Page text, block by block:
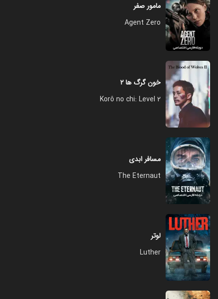
مامور صفر
Agent Zero
خون گرگ ها ۲
Korô no chi: Level 2
مسافر ابدی
The Eternaut
لوتر
Luther